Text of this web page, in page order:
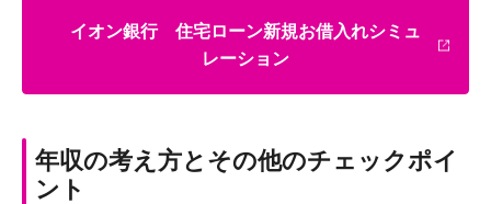
イオン銀行 住宅ローン新規お借入れシミュ
レーション
年収の考え方とその他のチェックポイ
ント